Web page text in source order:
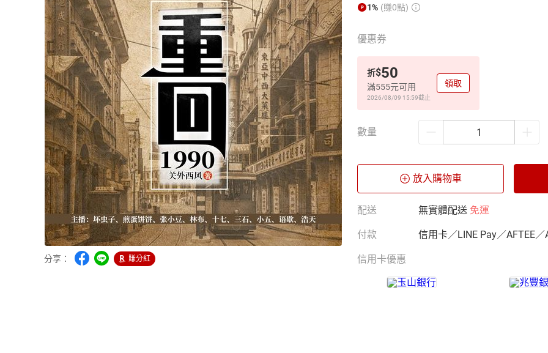
分享： 賺分紅
1% (賺0點)
優惠券
折$50
滿555元可用
2026/08/09 15:59截止
領取
數量
放入購物車
配送 無實體配送 免運
付款 信用卡／LINE Pay／AFTEE／
信用卡優惠